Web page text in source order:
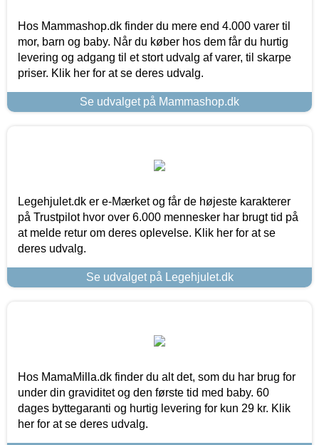
Hos Mammashop.dk finder du mere end 4.000 varer til
mor, barn og baby. Når du køber hos dem får du hurtig
levering og adgang til et stort udvalg af varer, til skarpe
priser. Klik her for at se deres udvalg.
Se udvalget på Mammashop.dk
Legehjulet.dk er e-Mærket og får de højeste karakterer
på Trustpilot hvor over 6.000 mennesker har brugt tid på
at melde retur om deres oplevelse. Klik her for at se
deres udvalg.
Se udvalget på Legehjulet.dk
Hos MamaMilla.dk finder du alt det, som du har brug for
under din graviditet og den første tid med baby. 60
dages byttegaranti og hurtig levering for kun 29 kr. Klik
her for at se deres udvalg.